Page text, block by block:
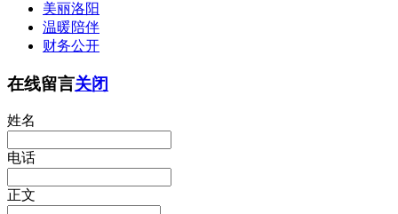
美丽洛阳
温暖陪伴
财务公开
在线留言关闭
姓名
电话
正文